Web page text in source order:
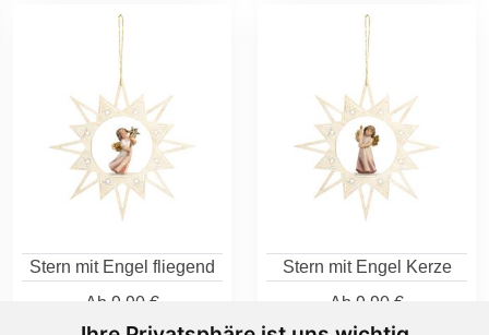
Stern mit Engel fliegend
Ab 9,90 €
Stern mit Engel Kerze
Ab 9,90 €